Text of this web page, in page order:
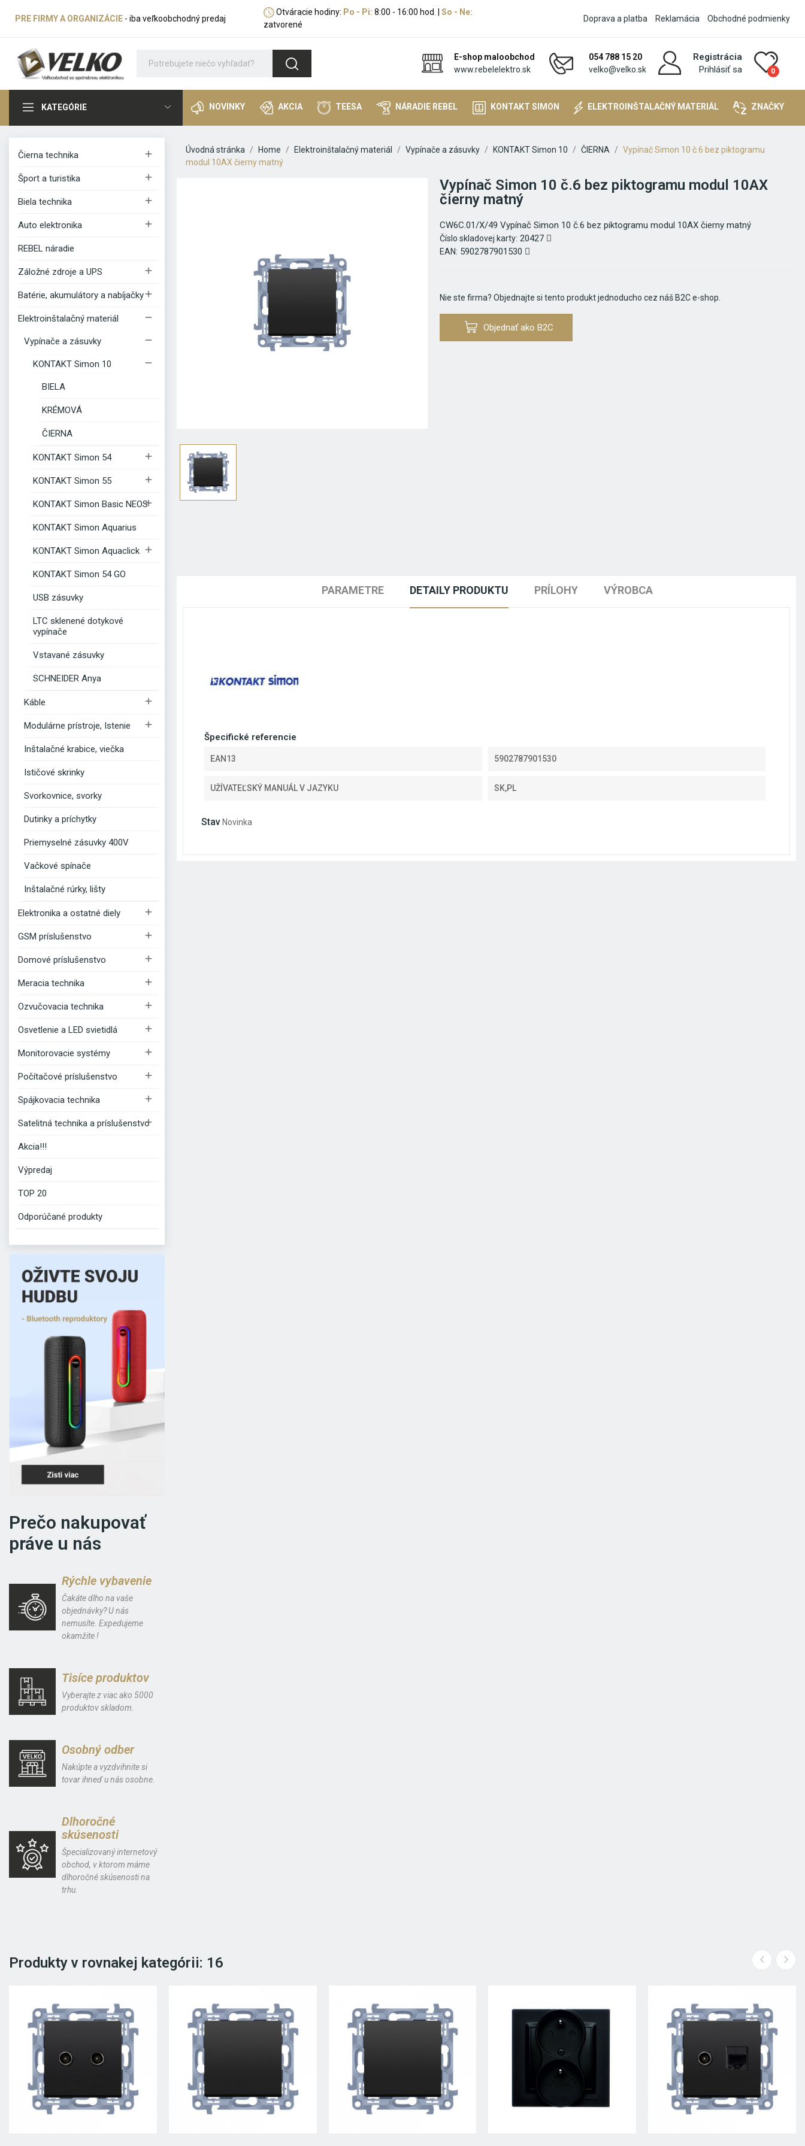
PRE FIRMY A ORGANIZÁCIE - iba veľkoobchodný predaj
Otváracie hodiny: Po - Pi: 8:00 - 16:00 hod. | So - Ne:
zatvorené
Doprava a platba Reklamácia Obchodné podmienky
E-shop maloobchod
www.rebelelektro.sk
054 788 15 20
velko@velko.sk
Registrácia
Prihlásiť sa
0
KATEGÓRIE NOVINKY AKCIA TEESA NÁRADIE REBEL KONTAKT SIMON ELEKTROINŠTALAČNÝ MATERIÁL ZNAČKY
Čierna technika 
Šport a turistika 
Biela technika 
Auto elektronika 
REBEL náradie
Záložné zdroje a UPS 
Batérie, akumulátory a nabíjačky
Elektroinštalačný materiál 
Vypínače a zásuvky 
KONTAKT Simon 10 
BIELA
KRÉMOVÁ
ČIERNA
KONTAKT Simon 54 
KONTAKT Simon 55 
KONTAKT Simon Basic NEOS
KONTAKT Simon Aquarius
KONTAKT Simon Aquaclick 
KONTAKT Simon 54 GO
USB zásuvky
LTC sklenené dotykové
vypínače
Vstavané zásuvky
SCHNEIDER Anya
Káble 
Modulárne prístroje, Istenie 
Inštalačné krabice, viečka
Ističové skrinky
Svorkovnice, svorky
Dutinky a príchytky
Priemyselné zásuvky 400V
Vačkové spínače
Inštalačné rúrky, lišty
Elektronika a ostatné diely 
GSM príslušenstvo 
Domové príslušenstvo 
Meracia technika 
Ozvučovacia technika 
Osvetlenie a LED svietidlá 
Monitorovacie systémy 
Počítačové príslušenstvo 
Spájkovacia technika 
Satelitná technika a príslušenstvo

Akcia!!!
Výpredaj
TOP 20
Odporúčané produkty
Prečo nakupovať
práve u nás
Rýchle vybavenie
Čakáte dlho na vaše
objednávky? U nás
nemusíte. Expedujeme
okamžite !
Tisíce produktov
Vyberajte z viac ako 5000
produktov skladom.
Osobný odber
Nakúpte a vyzdvihnite si
tovar ihneď u nás osobne.
Dlhoročné
skúsenosti
Špecializovaný internetový
obchod, v ktorom máme
dlhoročné skúsenosti na
trhu.
Úvodná stránka Home Elektroinštalačný materiál Vypínače a zásuvky KONTAKT Simon 10 ČIERNA
Vypínač Simon 10 č.6 bez piktogramu
modul 10AX čierny matný
Vypínač Simon 10 č.6 bez piktogramu modul 10AX
čierny matný
CW6C.01/X/49 Vypínač Simon 10 č.6 bez piktogramu modul 10AX čierny matný
Číslo skladovej karty: 20427
EAN: 5902787901530
Nie ste firma? Objednajte si tento produkt jednoducho cez náš B2C e-shop.
Objednať ako B2C
PARAMETRE DETAILY PRODUKTU PRÍLOHY VÝROBCA
Špecifické referencie
EAN13 5902787901530
UŽÍVATEĽSKÝ MANUÁL V JAZYKU SK,PL
Stav Novinka
Produkty v rovnakej kategórii: 16